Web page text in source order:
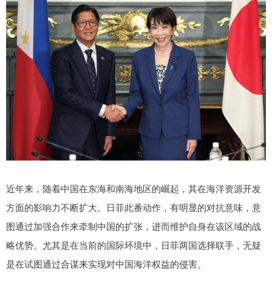
近年来，随着中国在东海和南海地区的崛起，其在海洋资源开发
方面的影响力不断扩大。日菲此番动作，有明显的对抗意味，意
图通过加强合作来牵制中国的扩张，进而维护自身在该区域的战
略优势。尤其是在当前的国际环境中，日菲两国选择联手，无疑
是在试图通过合谋来实现对中国海洋权益的侵害。